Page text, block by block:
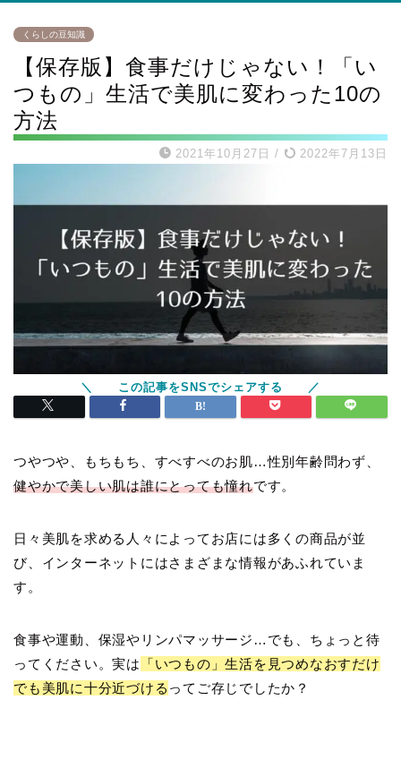
くらしの豆知識
【保存版】食事だけじゃない！「い
つもの」生活で美肌に変わった10の
方法
2021年10月27日 / 2022年7月13日
つやつや、もちもち、すべすべのお肌…性別年齢問わず、
健やかで美しい肌は誰にとっても憧れです。
日々美肌を求める人々によってお店には多くの商品が並
び、インターネットにはさまざまな情報があふれていま
す。
食事や運動、保湿やリンパマッサージ…でも、ちょっと待
ってください。実は
「いつもの」生活を見つめなおすだけ
でも美肌に十分近づける ってご存じでしたか？